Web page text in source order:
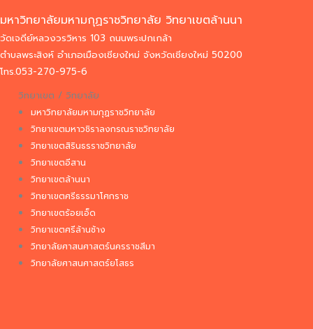
มหาวิทยาลัยมหามกุฏราชวิทยาลัย วิทยาเขตล้านนา
วัดเจดีย์หลวงวรวิหาร 103 ถนนพระปกเกล้า
ตำบลพระสิงห์ อำเภอเมืองเชียงใหม่ จังหวัดเชียงใหม่ 50200
โทร.053-270-975-6
วิทยาเขต / วิทยาลัย
มหาวิทยาลัยมหามกุฏราชวิทยาลัย
วิทยาเขตมหาวชิราลงกรณราชวิทยาลัย
วิทยาเขตสิรินธรราชวิทยาลัย
วิทยาเขตอีสาน
วิทยาเขตล้านนา
วิทยาเขตศรีธรรมาโศกราช
วิทยาเขตร้อยเอ็ด
วิทยาเขตศรีล้านช้าง
วิทยาลัยศาสนศาสตร์นครราชสีมา
วิทยาลัยศาสนศาสตร์ยโสธร